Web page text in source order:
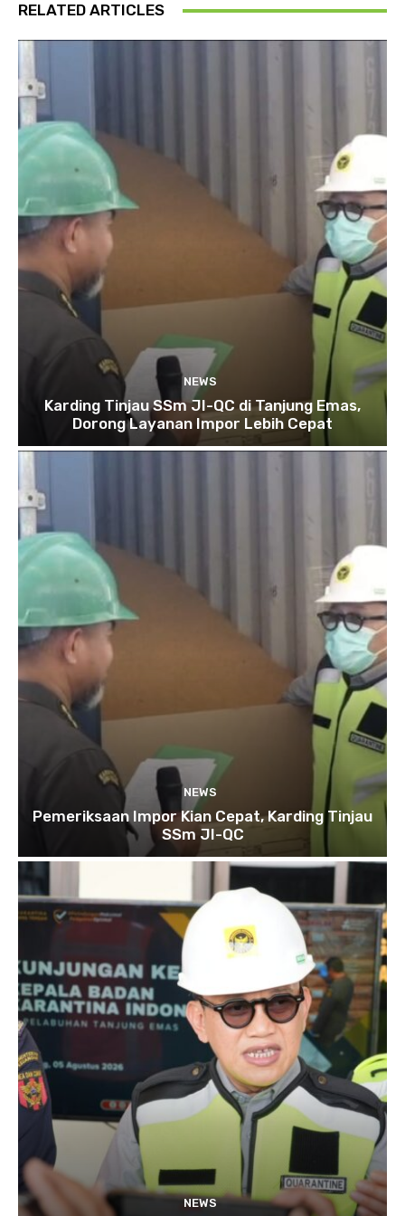
RELATED ARTICLES
NEWS
Karding Tinjau SSm JI-QC di Tanjung Emas,
Dorong Layanan Impor Lebih Cepat
NEWS
Pemeriksaan Impor Kian Cepat, Karding Tinjau
SSm JI-QC
NEWS